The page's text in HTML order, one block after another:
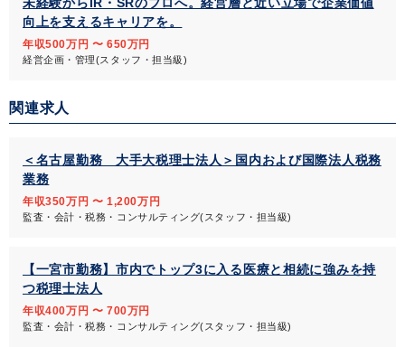
向上を支えるキャリアを。
年収500万円 〜 650万円
経営企画・管理(スタッフ・担当級)
関連求人
＜名古屋勤務 大手大税理士法人＞国内および国際法人税務
業務
年収350万円 〜 1,200万円
監査・会計・税務・コンサルティング(スタッフ・担当級)
【一宮市勤務】市内でトップ3に入る医療と相続に強みを持
つ税理士法人
年収400万円 〜 700万円
監査・会計・税務・コンサルティング(スタッフ・担当級)